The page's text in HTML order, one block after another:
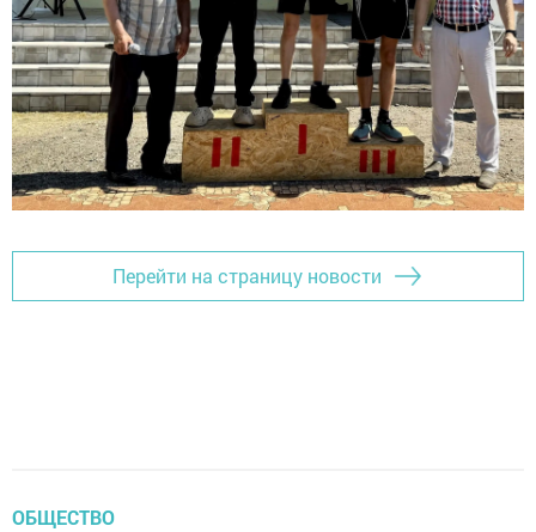
Перейти на страницу новости
ОБЩЕСТВО